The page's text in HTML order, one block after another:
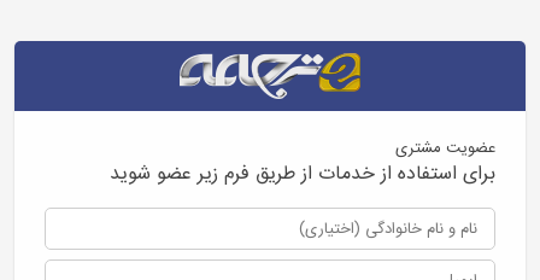
عضویت مشتری
برای استفاده از خدمات از طریق فرم زیر عضو شوید